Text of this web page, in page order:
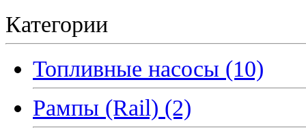
Категории
Топливные насосы (10)
Рампы (Rail) (2)